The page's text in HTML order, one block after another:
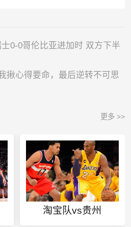
0-0哥伦比亚进加时 双方下半
揪心得要命，最后逆转不可思
更多 >>
淘宝队vs贵州